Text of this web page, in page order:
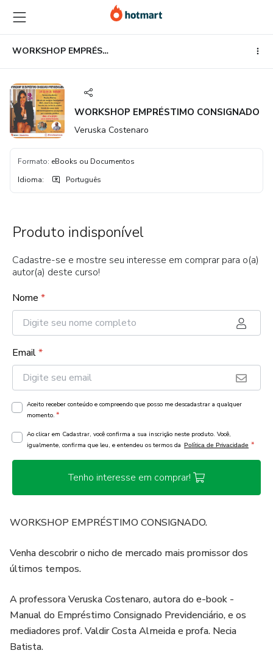
para
o
conteúdo
principal
para
o
pagamento
para
o
rodapé
WORKSHOP EMPRÉSTIMO CONSIGNADO
WORKSHOP EMPRÉSTIMO CONSIGNADO
Veruska Costenaro
Formato: eBooks ou Documentos
Idioma: Português
Produto indisponível
Cadastre-se e mostre seu interesse em comprar para o(a)
autor(a) deste curso!
Nome *
Email*
Aceito receber conteúdo e compreendo que posso me descadastrar a qualquer
momento. *
Ao clicar em Cadastrar, você confirma a sua inscrição neste produto. Você,
igualmente, confirma que leu, e entendeu os termos da Política de Privacidade *
Tenho interesse em comprar!
WORKSHOP EMPRÉSTIMO CONSIGNADO.
Venha descobrir o nicho de mercado mais promissor dos
últimos tempos.
A professora Veruska Costenaro, autora do e-book -
Manual do Empréstimo Consignado Previdenciário, e os
mediadores prof. Valdir Costa Almeida e profa. Necia
Batista.